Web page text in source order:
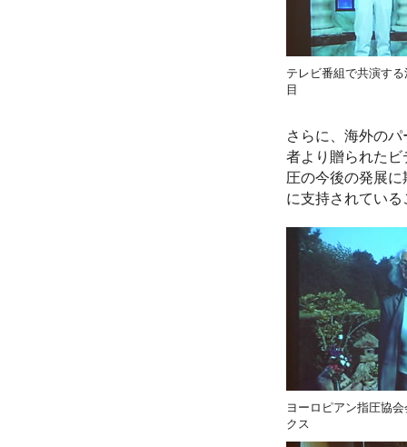
テレビ番組で共演す
目
さらに、海外の
者より贈られた
圧の今後の発展
に支持されてい
ヨーロピアン指圧協
クス